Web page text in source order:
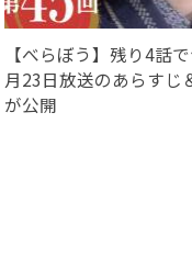
【べらぼう】残り4話
月23日放送のあらすじ
が公開